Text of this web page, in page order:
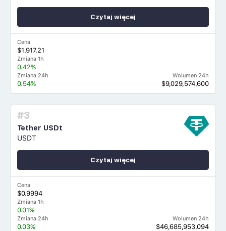
Cena
$1,917.21
Zmiana 1h
0.42%
Zmiana 24h
0.54%
Wolumen 24h
$9,029,574,600
Czytaj więcej
#3
Tether USDt
USDT
Cena
$0.9994
Zmiana 1h
0.01%
Zmiana 24h
0.03%
Wolumen 24h
$46,685,953,094
Czytaj więcej